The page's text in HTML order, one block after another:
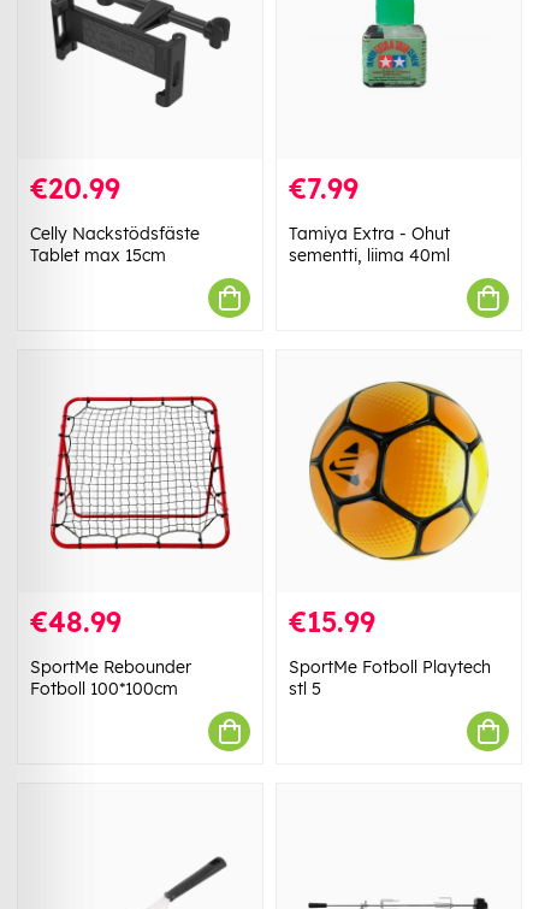
€20.99
Celly Nackstödsfäste
Tablet max 15cm
€7.99
Tamiya Extra - Ohut
sementti, liima 40ml
€48.99
SportMe Rebounder
Fotboll 100*100cm
€15.99
SportMe Fotboll Playtech
stl 5